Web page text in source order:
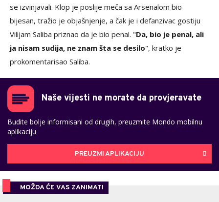
se izvinjavali. Klop je poslije meča sa Arsenalom bio
bijesan, tražio je objašnjenje, a čak je i defanzivac gostiju
Vilijam Saliba priznao da je bio penal. "Da, bio je penal, ali
ja nisam sudija, ne znam šta se desilo", kratko je
prokomentarisao Saliba.
Naše vijesti ne morate da provjeravate
Budite bolje informisani od drugih, preuzmite Mondo mobilnu
aplikaciju
PREUZMI APLIKACIJU
MOŽDA ĆE VAS ZANIMATI